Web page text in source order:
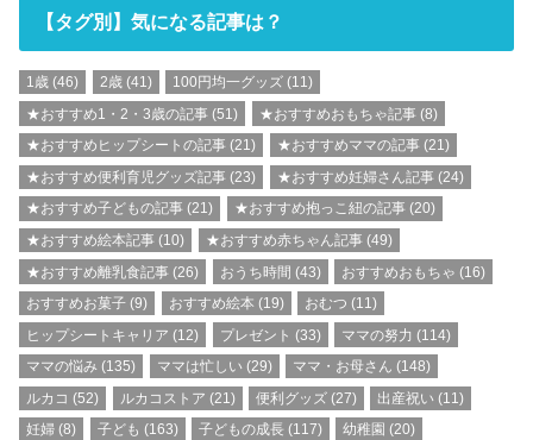
【タグ別】気になる記事は？
1歳 (46) 2歳(41) 100円均一グッズ(11)
★おすすめ1・2・3歳の記事 (51) ★おすすめおもちゃ記事(8)
★おすすめヒップシートの記事 (21) ★おすすめママの記事(21)
★おすすめ便利育児グッズ記事 (23) ★おすすめ妊婦さん記事(24)
★おすすめ子どもの記事 (21) ★おすすめ抱っこ紐の記事(20)
★おすすめ絵本記事 (10) ★おすすめ赤ちゃん記事(49)
★おすすめ離乳食記事 (26) おうち時間 (43) おすすめおもちゃ (16)
おすすめお菓子 (9) おすすめ絵本 (19) おむつ (11)
ヒップシートキャリア (12) プレゼント (33) ママの努力 (114)
ママの悩み (135) ママは忙しい(29) ママ・お母さん (148)
ルカコ (52) ルカコストア (21) 便利グッズ(27) 出産祝い (11)
妊婦 (8) 子ども (163) 子どもの成長(117) 幼稚園 (20)